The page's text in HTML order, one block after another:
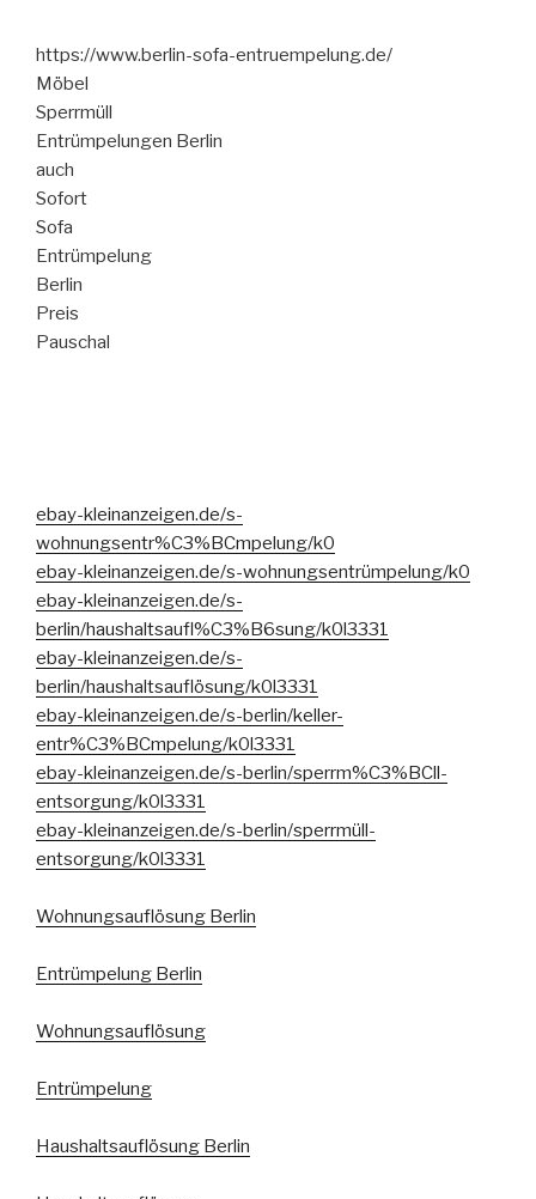
https://www.berlin-sofa-entruempelung.de/
Möbel
Sperrmüll
Entrümpelungen Berlin
auch
Sofort
Sofa
Entrümpelung
Berlin
Preis
Pauschal
ebay-kleinanzeigen.de/s-
wohnungsentr%C3%BCmpelung/k0
ebay-kleinanzeigen.de/s-wohnungsentrümpelung/k0
ebay-kleinanzeigen.de/s-
berlin/haushaltsaufl%C3%B6sung/k0l3331
ebay-kleinanzeigen.de/s-
berlin/haushaltsauflösung/k0l3331
ebay-kleinanzeigen.de/s-berlin/keller-
entr%C3%BCmpelung/k0l3331
ebay-kleinanzeigen.de/s-berlin/sperrm%C3%BCll-
entsorgung/k0l3331
ebay-kleinanzeigen.de/s-berlin/sperrmüll-
entsorgung/k0l3331
Wohnungsauflösung Berlin
Entrümpelung Berlin
Wohnungsauflösung
Entrümpelung
Haushaltsauflösung Berlin